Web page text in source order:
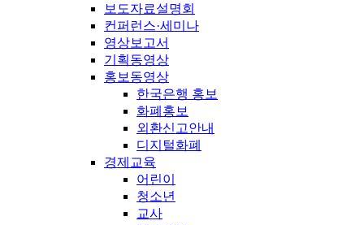
보도자료설명회
컨퍼런스·세미나
영상보고서
기획동영상
홍보동영상
한국은행 홍보
화폐홍보
외환신고안내
디지털화폐
경제교육
어린이
청소년
교사